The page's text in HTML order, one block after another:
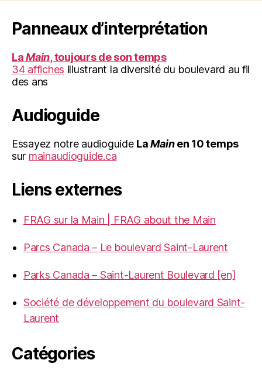
Panneaux d’interprétation
LaMain, toujours de son temps
34 affiches illustrant la diversité du boulevard au fil
des ans
Audioguide
Essayez notre audioguide LaMainen 10 temps
sur mainaudioguide.ca
Liens externes
FRAG sur la Main | FRAG about the Main
Parcs Canada – Le boulevard Saint-Laurent
Parks Canada – Saint-Laurent Boulevard [en]
Société de développement du boulevard Saint-
Laurent
Catégories